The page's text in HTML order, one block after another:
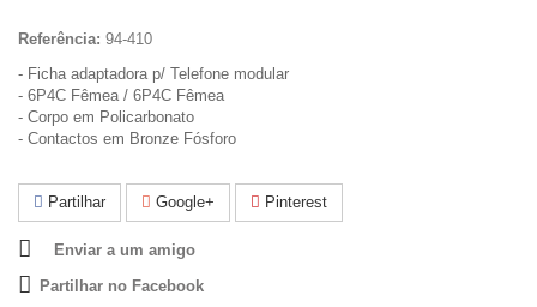
Referência: 94-410
- Ficha adaptadora p/ Telefone modular
- 6P4C Fêmea / 6P4C Fêmea
- Corpo em Policarbonato
- Contactos em Bronze Fósforo
Partilhar Google+ Pinterest
Enviar a um amigo
Partilhar no Facebook